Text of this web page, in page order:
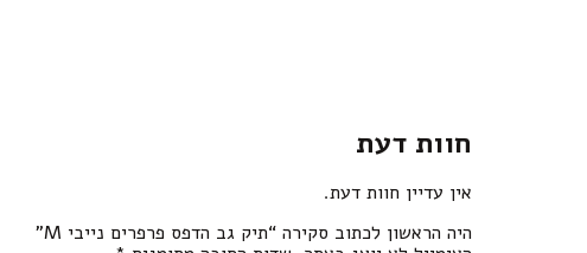
חוות דעת
אין עדיין חוות דעת.
היה הראשון לכתוב סקירה “תיק גב הדפס פרפרים נייבי M”